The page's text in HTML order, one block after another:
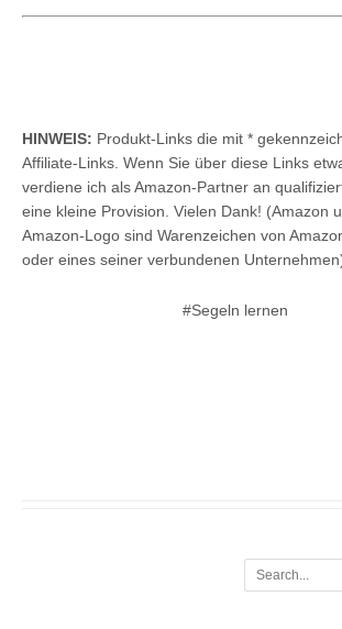
HINWEIS: Produkt-Links die mit *
Affiliate-Links. Wenn Sie über diese Links
verdiene ich als Amazon-Partner an
eine kleine Provision. Vielen Dank! (Amazon
Amazon-Logo sind Warenzeichen von
oder eines seiner verbundenen
#Segeln lernen
Search